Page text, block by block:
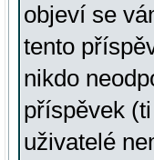
objeví se
tento
nikdo
příspěvek
uživatelé